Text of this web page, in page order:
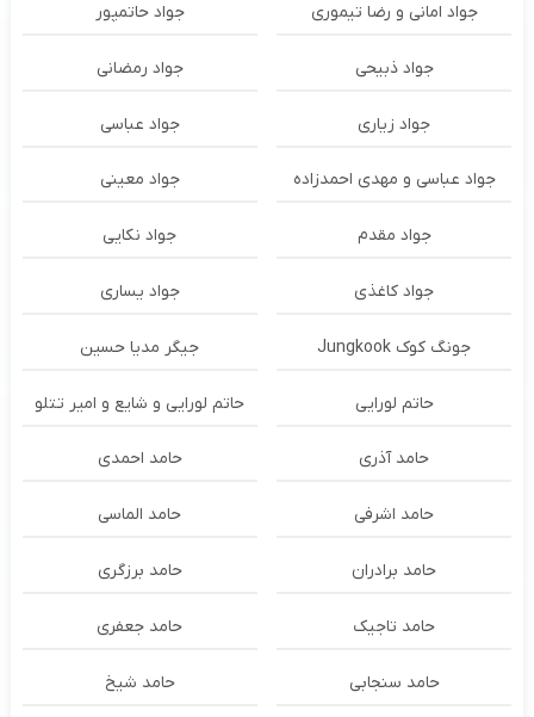
جواد امانی و رضا تیموری جواد حاتمپور
جواد ذبیحی جواد رمضانی
جواد زیاری جواد عباسی
جواد عباسی و مهدی احمدزاده جواد معینی
جواد مقدم جواد نکایی
جواد کاغذی جواد یساری
جونگ کوک Jungkook جیگر مدیا حسین
حاتم لورایی حاتم لورایی و شایع و امیر تتلو
حامد آذری حامد احمدی
حامد اشرفی حامد الماسی
حامد برادران حامد برزگری
حامد تاجیک حامد جعفری
حامد سنجابی حامد شیخ